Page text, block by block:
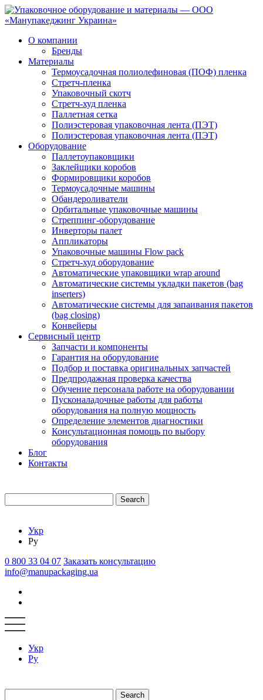
О компании
Бренды
Материалы
Термоусадочная полиолефиновая (ПОФ) пленка
Стретч-пленка
Упаковочный скотч
Стретч-худ пленка
Паллетная сетка
Полиэстеровая упаковочная лента (ПЭТ)
Полиэстеровая упаковочная лента (ПЭТ)
Оборудование
Паллетоупаковщики
Заклейщики коробов
Формировщики коробов
Термоусадочные машины
Обандероливатели
Орбитальные упаковочные машины
Стреппинг-оборудование
Инверторы палет
Аппликаторы
Упаковочные машины Flow pack
Стретч-худ оборудование
Автоматические упаковщики wrap around
Автоматические системы укладки пакетов (bag
inserters)
Автоматические системы для запаивания пакетов
(bag closing)
Конвейеры
Сервисный центр
Запчасти и компоненты
Гарантия на оборудование
Подбор и поставка оригинальных запчастей
Предпродажная проверка качества
Обучение персонала работе на оборудовании
Пусконаладочные работы для работы
оборудования на полную мощность
Определение элементов диагностики
Консультационная помощь по выбору
оборудования
Блог
Контакты
Search
Укр
Ру
0 800 33 04 07 Заказать консультацию
info@manupackaging.ua
Укр
Ру
Search